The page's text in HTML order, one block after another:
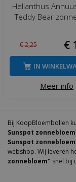
Helianthus
Teddy Bear
€2,25 €
Meer info
IN
Bij KoopBloembollen
Sunspot
Sunspot
webshop. Wij leveren
zonnebloem" snel bij